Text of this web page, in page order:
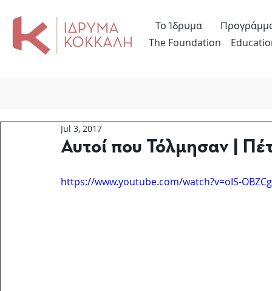
The Foundation
Το Ίδρυμα
Αυτοί που Τόλμησαν |
Jul 3, 2017
https://www.youtube.com/watch?v=oIS-